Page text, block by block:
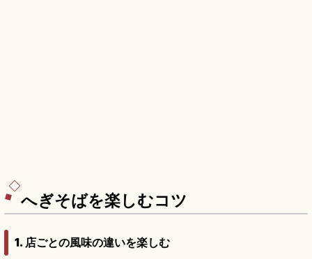
へぎそばを楽しむコツ
1. 店ごとの風味の違いを楽しむ